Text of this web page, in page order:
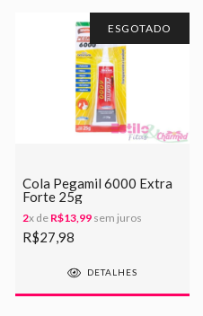
ESGOTADO
Cola Pegamil 6000 Extra
Forte 25g
2x de R$13,99 sem juros
R$27,98
DETALHES